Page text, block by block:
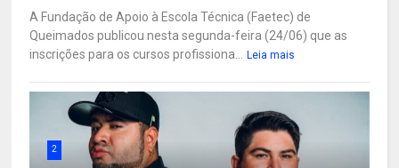
A Fundação de Apoio à Escola Técnica (Faetec) de
Queimados publicou nesta segunda-feira (24/06) que as
inscrições para os cursos profissiona...
Leia mais
2